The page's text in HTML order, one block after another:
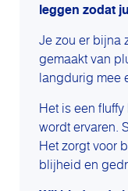
leggen zodat
Je zou er bijna
gemaakt van
langdurig mee
Het is een
wordt ervaren.
Het zorgt voor
blijheid en